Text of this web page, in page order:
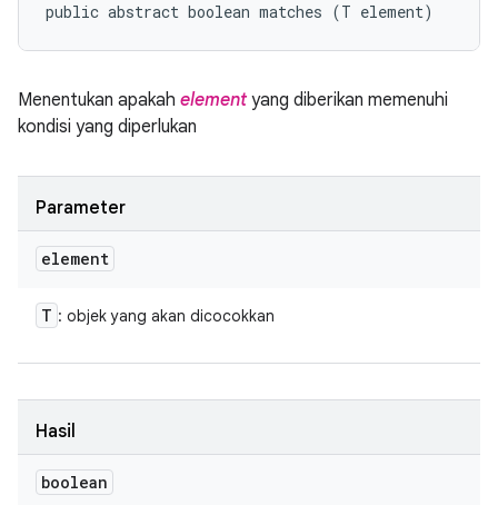
public abstract boolean matches (T element)
Menentukan apakah elementyang diberikan memenuhi
kondisi yang diperlukan
Parameter
element
T : objek yang akan dicocokkan
Hasil
boolean